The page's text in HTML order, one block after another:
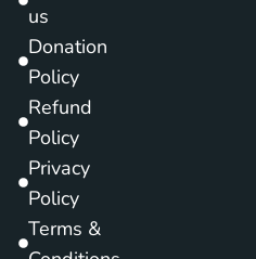
us
Donation
Policy
Refund
Policy
Privacy
Policy
Terms &